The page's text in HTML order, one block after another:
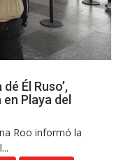
Él Ruso’,
Playa del
Roo informó la